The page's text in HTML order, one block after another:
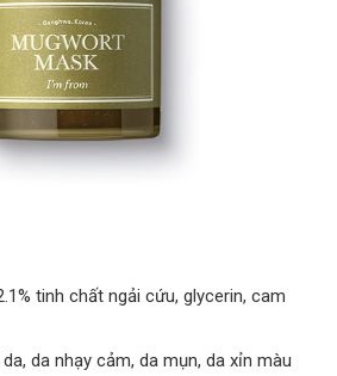
tinh chất ngải cứu, glycerin, cam
da nhạy cảm, da mụn, da xỉn màu